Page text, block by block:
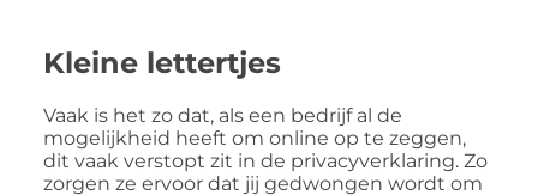
Kleine lettertjes
Vaak is het zo dat, als een bedrijf al de
mogelijkheid heeft om online op te zeggen,
dit vaak verstopt zit in de privacyverklaring. Zo
zorgen ze ervoor dat jij gedwongen wordt om